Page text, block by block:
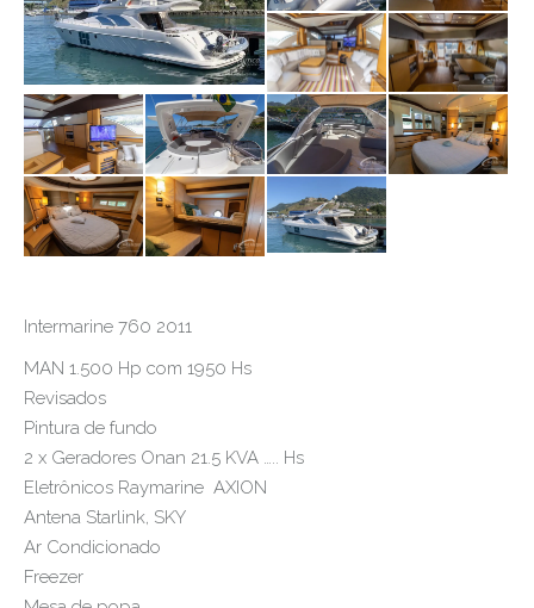
Intermarine 760 2011
MAN 1.500 Hp com 1950 Hs
Revisados
Pintura de fundo
2 x Geradores Onan 21.5 KVA ….. Hs
Eletrônicos Raymarine AXION
Antena Starlink, SKY
Ar Condicionado
Freezer